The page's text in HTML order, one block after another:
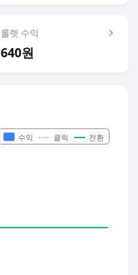
룰렛 수익
640원